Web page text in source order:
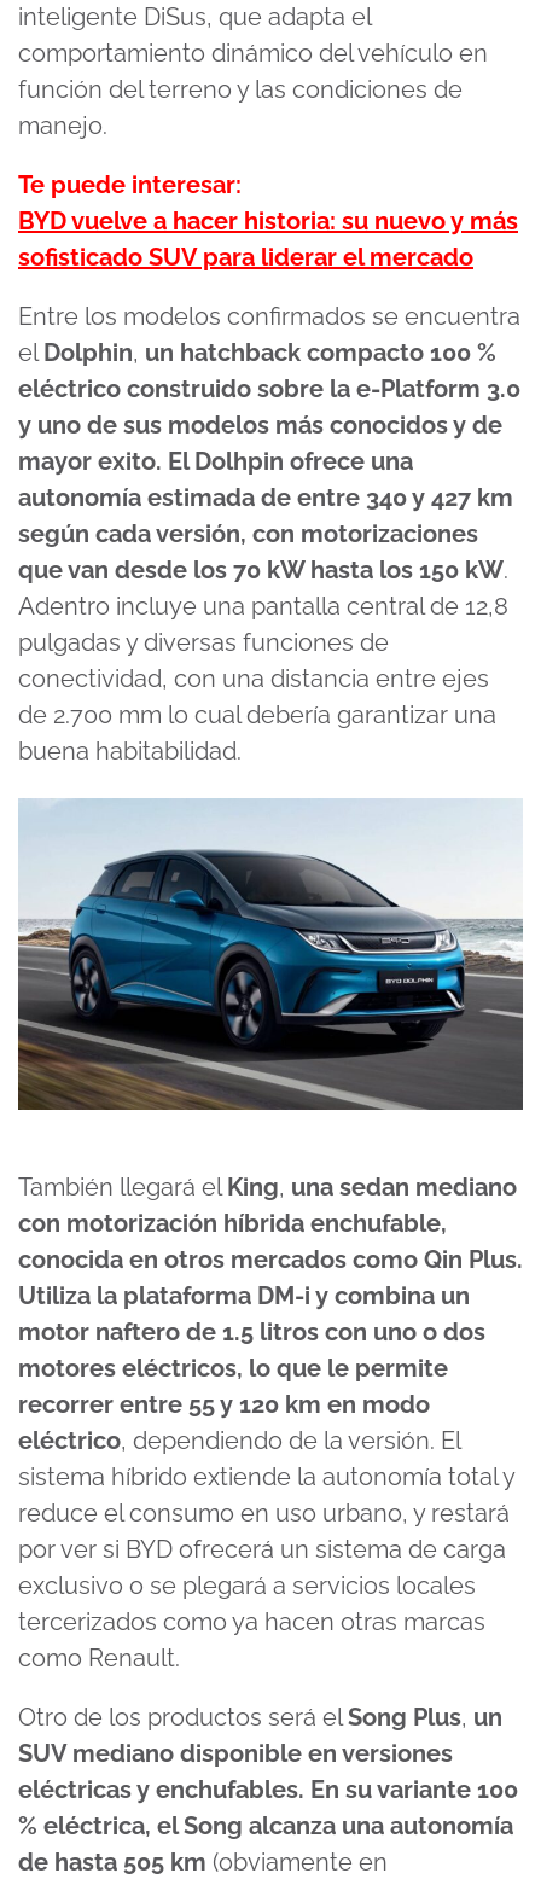
inteligente DiSus, que adapta el
comportamiento dinámico del vehículo en
función del terreno y las condiciones de
manejo.
Te puede interesar:
BYD vuelve a hacer historia: su nuevo y más
sofisticado SUV para liderar el mercado
Entre los modelos confirmados se encuentra
elDolphin, un hatchback compacto 100 %
eléctrico construido sobre la e-Platform 3.0
y uno de sus modelos más conocidos y de
mayor exito. El Dolhpin ofrece una
autonomía estimada de entre 340 y 427 km
según cada versión, con motorizaciones
que van desde los 70 kW hasta los 150 kW.
Adentro incluye una pantalla central de 12,8
pulgadas y diversas funciones de
conectividad, con una distancia entre ejes
de 2.700 mm lo cual debería garantizar una
buena habitabilidad.
También llegará elKing, una sedan mediano
con motorización híbrida enchufable,
conocida en otros mercados como Qin Plus.
Utiliza la plataforma DM-i y combina un
motor naftero de 1.5 litros con uno o dos
motores eléctricos, lo que le permite
recorrer entre 55 y 120 km en modo
eléctrico, dependiendo de la versión. El
sistema híbrido extiende la autonomía total y
reduce el consumo en uso urbano, y restará
por ver si BYD ofrecerá un sistema de carga
exclusivo o se plegará a servicios locales
tercerizados como ya hacen otras marcas
como Renault.
Otro de los productos será elSong Plus, un
SUV mediano disponible en versiones
eléctricas y enchufables. En su variante 100
% eléctrica, el Song alcanza una autonomía
de hasta 505 km (obviamente en